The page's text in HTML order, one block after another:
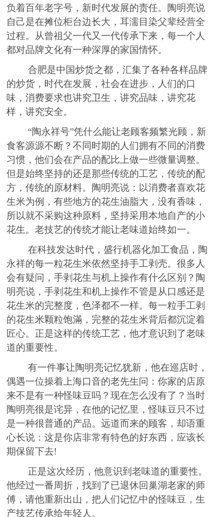
负着百年老字号，新时代发展的责任。陶明亮说
自己是在摊位柜台边长大，耳濡目染父辈经营全
过程。从曾祖父一代又一代传承下来，每一个人
都对品牌文化有一种深厚的家国情怀。
合肥是中国炒货之都，汇集了各种各样品牌
的炒货，时代在发展，社会在进步，人们的口
味，消费要求也讲究卫生，讲究品味，讲究花
样，讲究安全。
“陶永祥号”凭什么能让老顾客频繁光顾，新
食客源源不断？不同时期的人们拥有不同的消费
习惯，他们会在产品的配比上做一些微量调整。
但是始终坚持的还是那些传统的工艺，传统的配
方，传统的原材料。陶明亮说：以消费者喜欢花
生米为例，有些地方的花生油脂大，没有香味，
所以就不采购这种原料，坚持采用本地自产的小
花生。老技艺的传统才能让老味道始终如一。
在科技发达时代，盛行机器化加工食品，陶
永祥的每一粒花生米依然坚持手工剥壳。很多人
会有疑问，手剥花生与机上操作有什么区别？陶
明亮说，手剥花生和机上操作不管是从口感还是
花生米的完整度，色泽都不一样。每一粒手工剥
的花生米颗粒饱滿，完整的花生米背后都沉淀着
匠心。正是这样的传统工艺，他才意识到了老味
道的重要性。
有一件事让陶明亮记忆犹新，他在巡店时，
偶遇一位操着上海口音的老先生问：你家的店原
来不是有一种怪味豆吗？现在怎么没有了？当时
陶明亮很是诧异，在他的记忆里，怪味豆只不过
是一种很普通的产品。远道而来的顾客，却语重
心长说：这是你店非常有特色的好东西 ，应该长
期保留下去!
正是这次经历，他意识到老味道的重要性。
他经过一番周折，找到了已退休回巢湖老家的师
傅，请他重新出山，把人们记忆中的怪味豆，生
产技艺传承给年轻人 。